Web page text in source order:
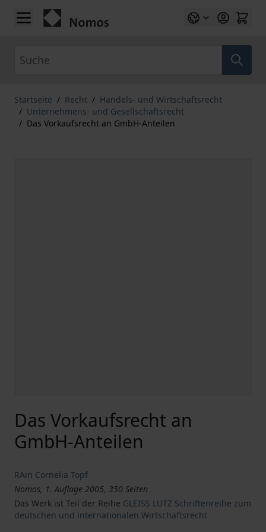
Zum Inhalt springen
Startseite / Recht / Handels- und Wirtschaftsrecht
/ Unternehmens- und Gesellschaftsrecht
/ Das Vorkaufsrecht an GmbH-Anteilen
Das Vorkaufsrecht an
GmbH-Anteilen
RAin Cornelia Topf
Nomos, 1. Auflage 2005, 350 Seiten
Das Werk ist Teil der Reihe GLEISS LUTZ Schriftenreihe zum
deutschen und internationalen Wirtschaftsrecht